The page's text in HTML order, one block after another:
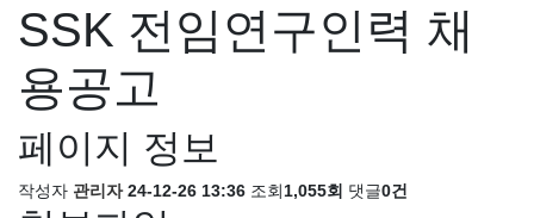
SSK 전임연구인력 채
용공고
페이지 정보
작성자 관리자 24-12-26 13:36 조회 1,055회 댓글0건